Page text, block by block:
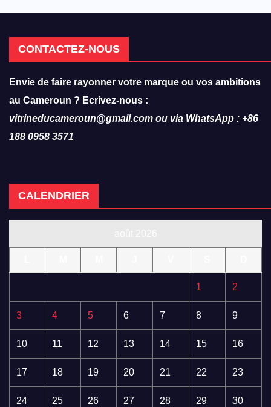
CONTACTEZ-NOUS
Envie de faire rayonner votre marque ou vos ambitions
au Cameroun ? Ecrivez-nous :
vitrineducameroun@gmail.com ou via WhatsApp : +86
188 0958 3571
CALENDRIER
1 2
3 4 5 6 7 8 9
10 11 12 13 14 15 16
17 18 19 20 21 22 23
24 25 26 27 28 29 30